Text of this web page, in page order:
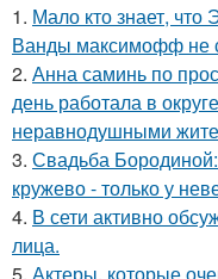
1. Мало кто знает, что
Ванды максимофф не
2. Анна саминь по
день работала в
неравнодушными
3. Свадьба
кружево - только у
4. В сети активно
лица.
5. Актеры, которые